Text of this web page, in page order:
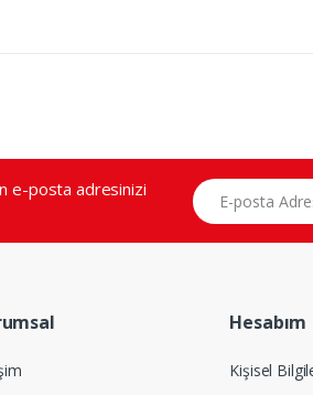
e-posta adresinizi
E-posta Adresiniz
Hesabım
Kişisel